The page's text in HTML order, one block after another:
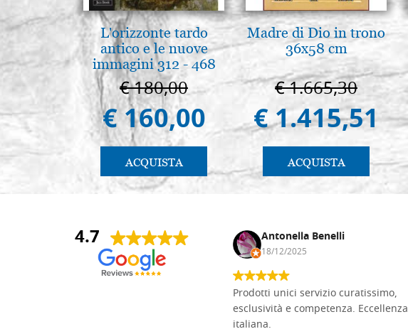
L'orizzonte tardo
antico e le nuove
immagini 312 - 468
€ 180,00
€ 160,00
ACQUISTA
Madre di Dio in trono
36x58 cm
€ 1.665,30
€ 1.415,51
ACQUISTA
4.7
Andrea Monguzzi Antonella Benelli
18/12/2025
Prodotti unici servizio curatissimo,
esclusività e competenza. Eccellenza
italiana.